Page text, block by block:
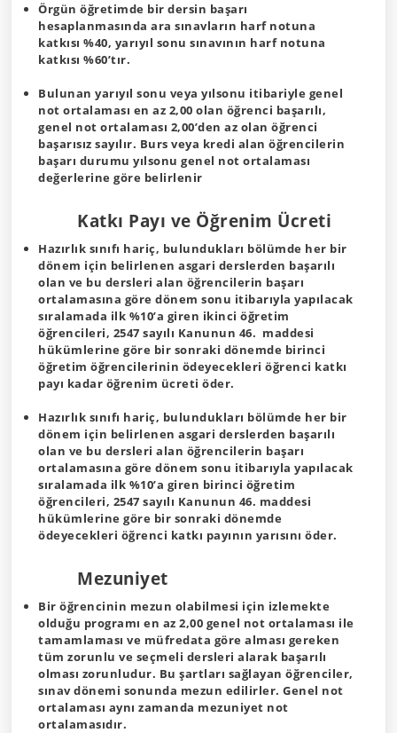
Örgün öğretimde bir dersin başarı
hesaplanmasında ara sınavların harf notuna
katkısı %40, yarıyıl sonu sınavının harf notuna
katkısı %60’tır.
Bulunan yarıyıl sonu veya yılsonu itibariyle genel
not ortalaması en az 2,00 olan öğrenci başarılı,
genel not ortalaması 2,00’den az olan öğrenci
başarısız sayılır. Burs veya kredi alan öğrencilerin
başarı durumu yılsonu genel not ortalaması
değerlerine göre belirlenir
Katkı Payı ve Öğrenim Ücreti
Hazırlık sınıfı hariç, bulundukları bölümde her bir
dönem için belirlenen asgari derslerden başarılı
olan ve bu dersleri alan öğrencilerin başarı
ortalamasına göre dönem sonu itibarıyla yapılacak
sıralamada ilk %10’a giren ikinci öğretim
öğrencileri, 2547 sayılı Kanunun 46. maddesi
hükümlerine göre bir sonraki dönemde birinci
öğretim öğrencilerinin ödeyecekleri öğrenci katkı
payı kadar öğrenim ücreti öder.
Hazırlık sınıfı hariç, bulundukları bölümde her bir
dönem için belirlenen asgari derslerden başarılı
olan ve bu dersleri alan öğrencilerin başarı
ortalamasına göre dönem sonu itibarıyla yapılacak
sıralamada ilk %10’a giren birinci öğretim
öğrencileri, 2547 sayılı Kanunun 46. maddesi
hükümlerine göre bir sonraki dönemde
ödeyecekleri öğrenci katkı payının yarısını öder.
Mezuniyet
Bir öğrencinin mezun olabilmesi için izlemekte
olduğu programı en az 2,00 genel not ortalaması ile
tamamlaması ve müfredata göre alması gereken
tüm zorunlu ve seçmeli dersleri alarak başarılı
olması zorunludur. Bu şartları sağlayan öğrenciler,
sınav dönemi sonunda mezun edilirler. Genel not
ortalaması aynı zamanda mezuniyet not
ortalamasıdır.